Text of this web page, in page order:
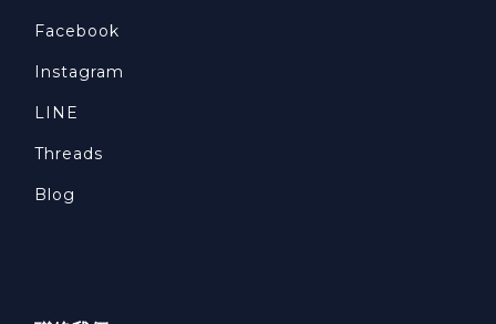
Facebook
Instagram
LINE
Threads
Blog